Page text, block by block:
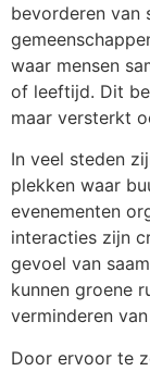
bevorderen van
waar mensen
of leeftijd. Dit
maar versterkt
In veel steden
plekken waar
evenementen
interacties zijn
gevoel van
kunnen groene
verminderen
Door ervoor te